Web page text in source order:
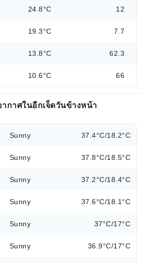
24.8°C 12
19.3°C 7.7
13.8°C 62.3
10.6°C 66
กาศในอีกเจ็ดวันข้างหน้า
Sunny 37.4°C/18.2°C
Sunny 37.8°C/18.5°C
Sunny 37.2°C/18.4°C
Sunny 37.6°C/18.1°C
Sunny 37°C/17°C
Sunny 36.9°C/17°C